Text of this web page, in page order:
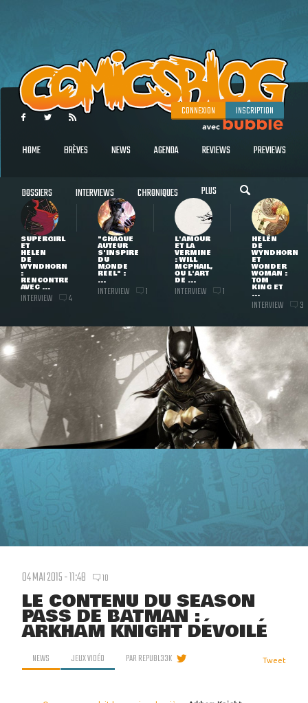
CONNEXION INSCRIPTION
HOME BRÈVES NEWS AGENDA REVIEWS PREVIEWS
DOSSIERS INTERVIEWS CHRONIQUES PLUS
SUPERGIRL
ET
HELEN
DE
WYNDHORN
:
RENCONTRE
AVEC ...
INTERVIEW 4
"CHAQUE
AUTEUR
S'INSPIRE
DU
MONDE
RÉEL" :
...
INTERVIEW 1
L'AMOUR
ET LA
VERMINE
: WILL
MCPHAIL,
OU L'ART
DE ...
INTERVIEW 1
HELEN
DE
WYNDHORN
ET
WONDER
WOMAN :
TOM
KING ET
...
INTERVIEW 3
04 MAI 2015 - 11:48 10
LE CONTENU DU SEASON
PASS DE BATMAN :
ARKHAM KNIGHT DÉVOILÉ
NEWS JEUX VIDÉO PARREPUBL33K Tweet